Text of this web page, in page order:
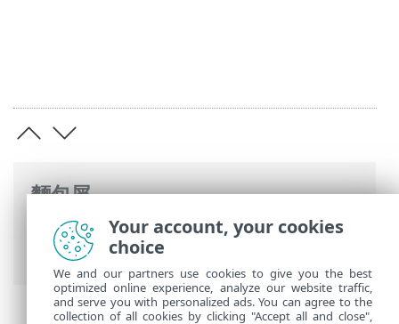
麵包屑
ESET 線上說明>ESET Mail Security>進階
設定>掃描>裝置掃描
Your account, your cookies
choice
We and our partners use cookies to give you the best
optimized online experience, analyze our website traffic,
and serve you with personalized ads. You can agree to the
collection of all cookies by clicking "Accept all and close",